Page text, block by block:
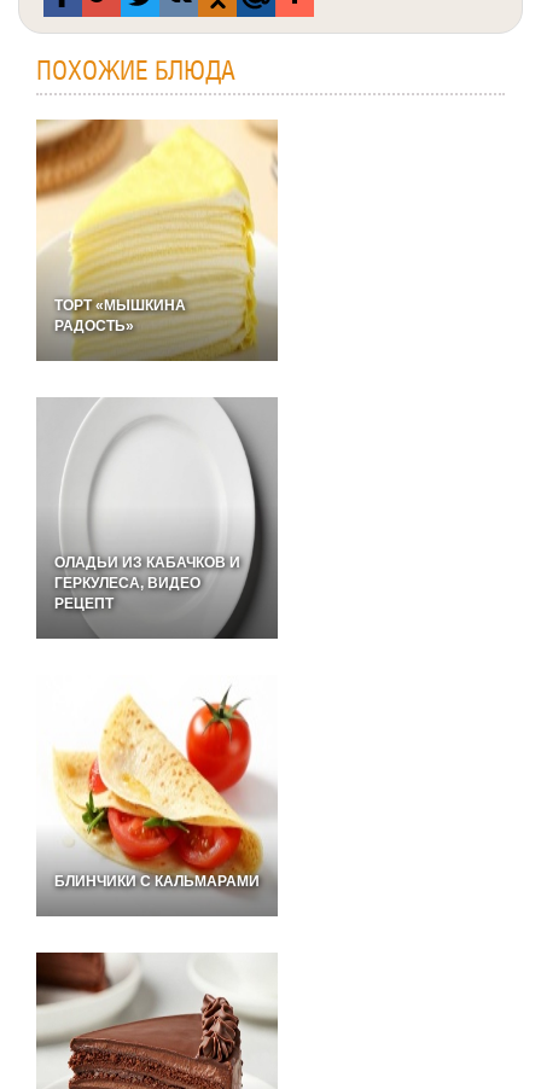
ПОХОЖИЕ БЛЮДА
ТОРТ «МЫШКИНА
РАДОСТЬ»
ОЛАДЬИ ИЗ КАБАЧКОВ И
ГЕРКУЛЕСА, ВИДЕО
РЕЦЕПТ
БЛИНЧИКИ С КАЛЬМАРАМИ